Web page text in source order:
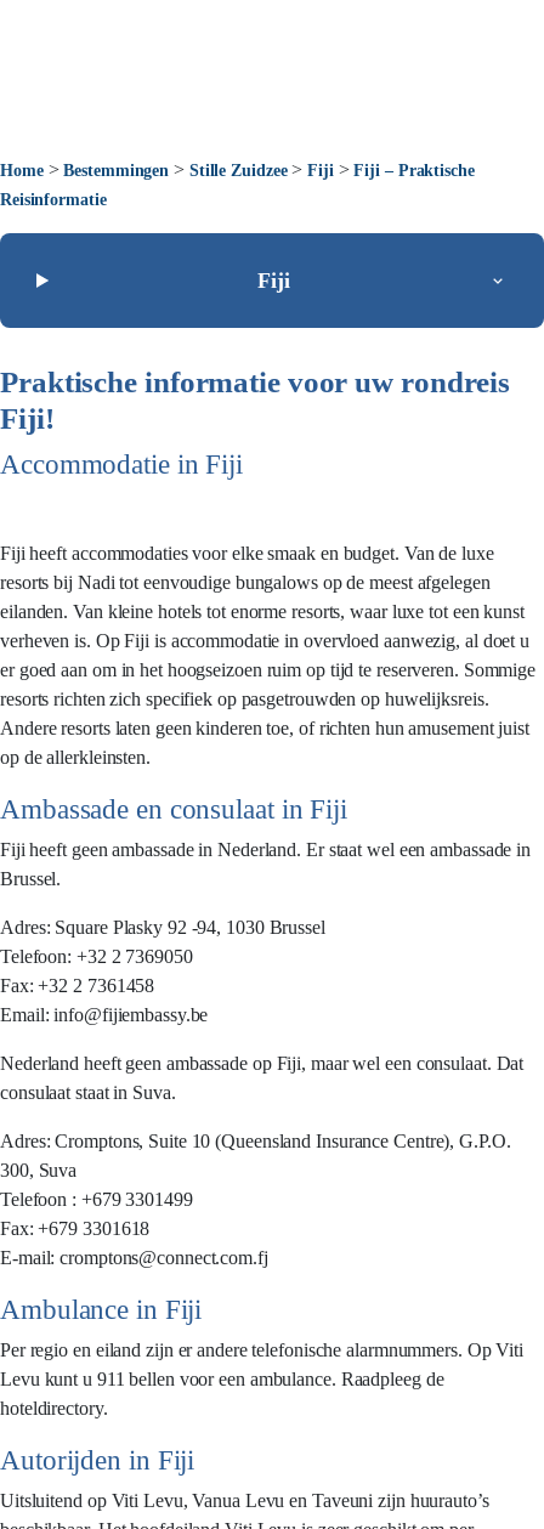
Home>Bestemmingen > Stille Zuidzee>Fiji >Fiji – Praktische
Reisinformatie
Fiji
Praktische informatie voor uw rondreis
Fiji!
Accommodatie in Fiji
Fiji heeft accommodaties voor elke smaak en budget. Van de luxe
resorts bij Nadi tot eenvoudige bungalows op de meest afgelegen
eilanden. Van kleine hotels tot enorme resorts, waar luxe tot een kunst
verheven is. Op Fiji is accommodatie in overvloed aanwezig, al doet u
er goed aan om in het hoogseizoen ruim op tijd te reserveren. Sommige
resorts richten zich specifiek op pasgetrouwden op huwelijksreis.
Andere resorts laten geen kinderen toe, of richten hun amusement juist
op de allerkleinsten.
Ambassade en consulaat in Fiji
Fiji heeft geen ambassade in Nederland. Er staat wel een ambassade in
Brussel.
Adres: Square Plasky 92 -94, 1030 Brussel
Telefoon: +32 2 7369050
Fax: +32 2 7361458
Email: info@fijiembassy.be
Nederland heeft geen ambassade op Fiji, maar wel een consulaat. Dat
consulaat staat in Suva.
Adres: Cromptons, Suite 10 (Queensland Insurance Centre), G.P.O.
300, Suva
Telefoon : +679 3301499
Fax: +679 3301618
E-mail: cromptons@connect.com.fj
Ambulance in Fiji
Per regio en eiland zijn er andere telefonische alarmnummers. Op Viti
Levu kunt u 911 bellen voor een ambulance. Raadpleeg de
hoteldirectory.
Autorijden in Fiji
Uitsluitend op Viti Levu, Vanua Levu en Taveuni zijn huurauto’s